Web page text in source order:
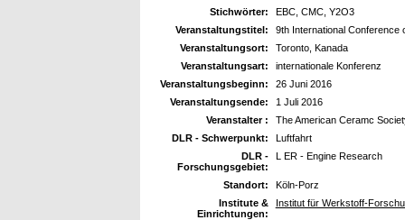
Stichwörter:
EBC, CMC, Y2O3
Veranstaltungstitel:
9th International Conference
Veranstaltungsort:
Toronto, Kanada
Veranstaltungsart:
internationale Konferenz
Veranstaltungsbeginn:
26 Juni 2016
Veranstaltungsende:
1 Juli 2016
Veranstalter :
The American Ceramc
DLR - Schwerpunkt:
Luftfahrt
DLR -
Forschungsgebiet:
L ER - Engine Research
Standort:
Köln-Porz
Institute &
Einrichtungen:
Institut für Werkstoff-